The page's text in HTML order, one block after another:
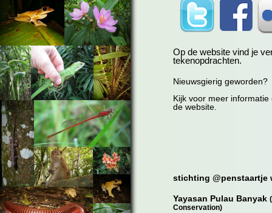
Op de website vind je
tekenopdrachten.
Nieuwsgierig geworden?
Kijk voor meer informatie
de website.
stichting @penstaartje
Yayasan Pulau Banyak
Conservation)